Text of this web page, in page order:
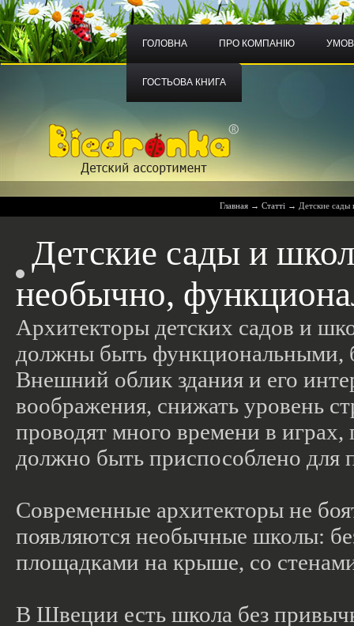
ГОЛОВНА ПРО КОМПАНІЮ
ГОСТЬОВА КНИГА
Главная →Статті → Детские
Детские сады и
необычно,
Архитекторы детских садов и
должны быть функциональными,
Внешний облик здания и его
воображения, снижать уровень
проводят много времени в играх,
должно быть приспособлено для
Современные архитекторы не
появляются необычные школы:
площадками на крыше, со
В Швеции есть школа без